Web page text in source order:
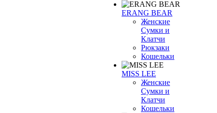
ERANG BEAR
Женские
Сумки и
Клатчи
Рюкзаки
Кошельки
MISS LEE
Женские
Сумки и
Клатчи
Кошельки